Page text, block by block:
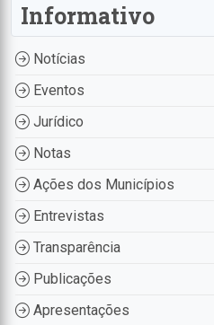
Informativo
Notícias
Eventos
Jurídico
Notas
Ações dos Municípios
Entrevistas
Transparência
Publicações
Apresentações